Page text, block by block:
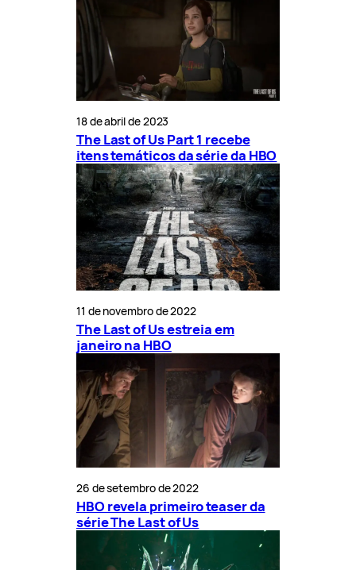
18 de abril de 2023
The Last of Us Part 1 recebe
itens temáticos da série da HBO
11 de novembro de 2022
The Last of Us estreia em
janeiro na HBO
26 de setembro de 2022
HBO revela primeiro teaser da
série The Last of Us